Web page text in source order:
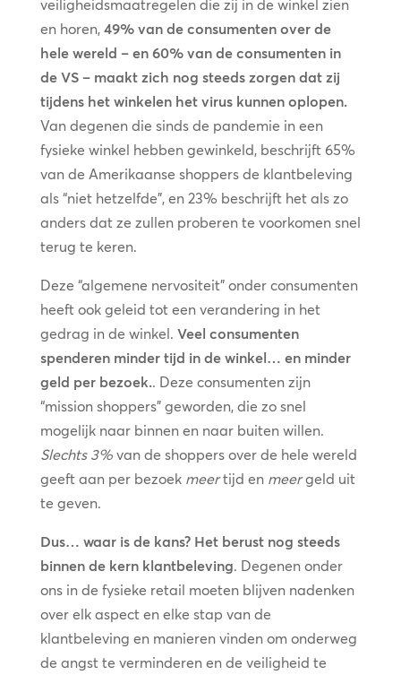
veiligheidsmaatregelen die zij in de winkel zien
en horen, 49% van de consumenten over de
hele wereld – en 60% van de consumenten in
de VS – maakt zich nog steeds zorgen dat zij
tijdens het winkelen het virus kunnen oplopen.
Van degenen die sinds de pandemie in een
fysieke winkel hebben gewinkeld, beschrijft 65%
van de Amerikaanse shoppers de klantbeleving
als “niet hetzelfde”, en 23% beschrijft het als zo
anders dat ze zullen proberen te voorkomen snel
terug te keren.
Deze “algemene nervositeit” onder consumenten
heeft ook geleid tot een verandering in het
gedrag in de winkel. Veel consumenten
spenderen minder tijd in de winkel… en minder
geld per bezoek.. Deze consumenten zijn
“mission shoppers” geworden, die zo snel
mogelijk naar binnen en naar buiten willen.
Slechts 3%van de shoppers over de hele wereld
geeft aan per bezoek meertijd en meergeld uit
te geven.
Dus… waar is de kans? Het berust nog steeds
binnen de kern klantbeleving. Degenen onder
ons in de fysieke retail moeten blijven nadenken
over elk aspect en elke stap van de
klantbeleving en manieren vinden om onderweg
de angst te verminderen en de veiligheid te